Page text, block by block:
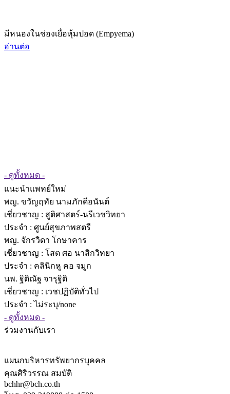
มีหนองในช่องเยื่อหุ้มปอด (Empyema)
อ่านต่อ
- ดูทั้งหมด -
แนะนำแพทย์ใหม่
พญ. ขวัญฤทัย นามภักดีอนันต์
เชี่ยวชาญ : สูติศาสตร์-นรีเวชวิทยา
ประจำ : ศูนย์สุขภาพสตรี
พญ. จักรวิดา โกษาคาร
เชี่ยวชาญ : โสต ศอ นาสิกวิทยา
ประจำ : คลินิกหู คอ จมูก
นพ. ฐิติณัฐ จารุฐิติ
เชี่ยวชาญ : เวชปฏิบัติทั่วไป
ประจำ : ไม่ระบุ/none
- ดูทั้งหมด -
ร่วมงานกับเรา
แผนกบริหารทรัพยากรบุคคล
คุณศิริวรรณ สมบัติ
bchhr@bch.co.th